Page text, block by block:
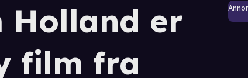
Holland er
film fra